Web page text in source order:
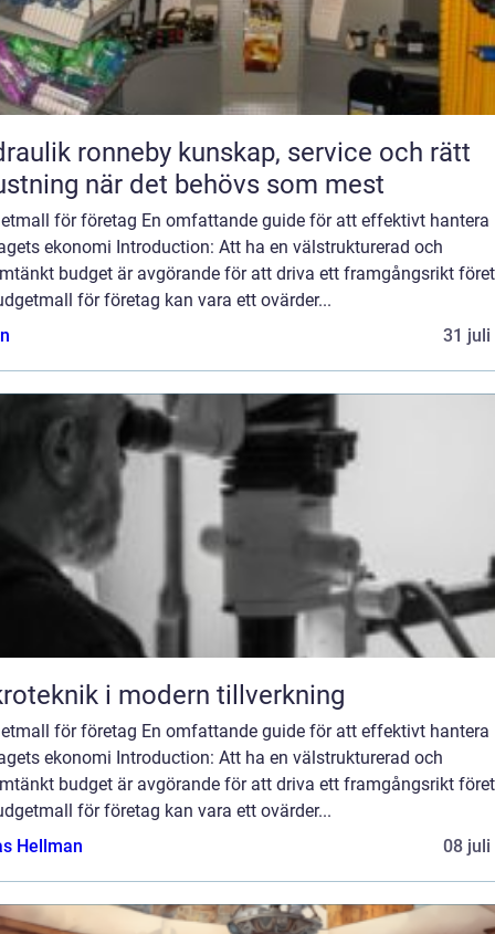
ronneby kunskap, service och rätt
när det behövs som mest
för företag En omfattande guide för att effektivt hantera
ekonomi Introduction: Att ha en välstrukturerad och
budget är avgörande för att driva ett framgångsrikt
för företag kan vara ett ovärder...
31 juli
i modern tillverkning
för företag En omfattande guide för att effektivt hantera
ekonomi Introduction: Att ha en välstrukturerad och
budget är avgörande för att driva ett framgångsrikt
för företag kan vara ett ovärder...
Hellman
08 juli